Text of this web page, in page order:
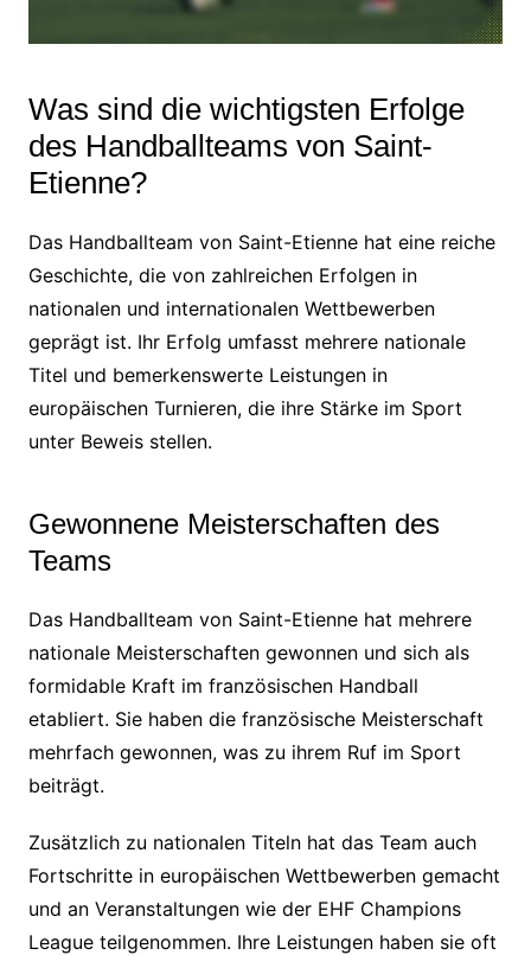
Was sind die wichtigsten Erfolge
des Handballteams von Saint-
Etienne?
Das Handballteam von Saint-Etienne hat eine reiche
Geschichte, die von zahlreichen Erfolgen in
nationalen und internationalen Wettbewerben
geprägt ist. Ihr Erfolg umfasst mehrere nationale
Titel und bemerkenswerte Leistungen in
europäischen Turnieren, die ihre Stärke im Sport
unter Beweis stellen.
Gewonnene Meisterschaften des
Teams
Das Handballteam von Saint-Etienne hat mehrere
nationale Meisterschaften gewonnen und sich als
formidable Kraft im französischen Handball
etabliert. Sie haben die französische Meisterschaft
mehrfach gewonnen, was zu ihrem Ruf im Sport
beiträgt.
Zusätzlich zu nationalen Titeln hat das Team auch
Fortschritte in europäischen Wettbewerben gemacht
und an Veranstaltungen wie der EHF Champions
League teilgenommen. Ihre Leistungen haben sie oft